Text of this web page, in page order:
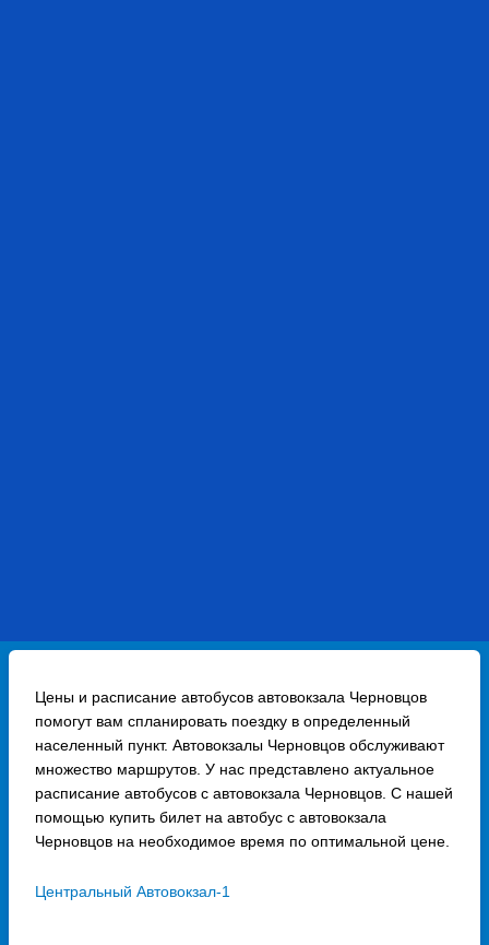
Цены и расписание автобусов автовокзала Черновцов
помогут вам спланировать поездку в определенный
населенный пункт. Автовокзалы Черновцов обслуживают
множество маршрутов. У нас представлено актуальное
расписание автобусов с автовокзала Черновцов. С нашей
помощью купить билет на автобус с автовокзала
Черновцов на необходимое время по оптимальной цене.
Центральный Автовокзал-1